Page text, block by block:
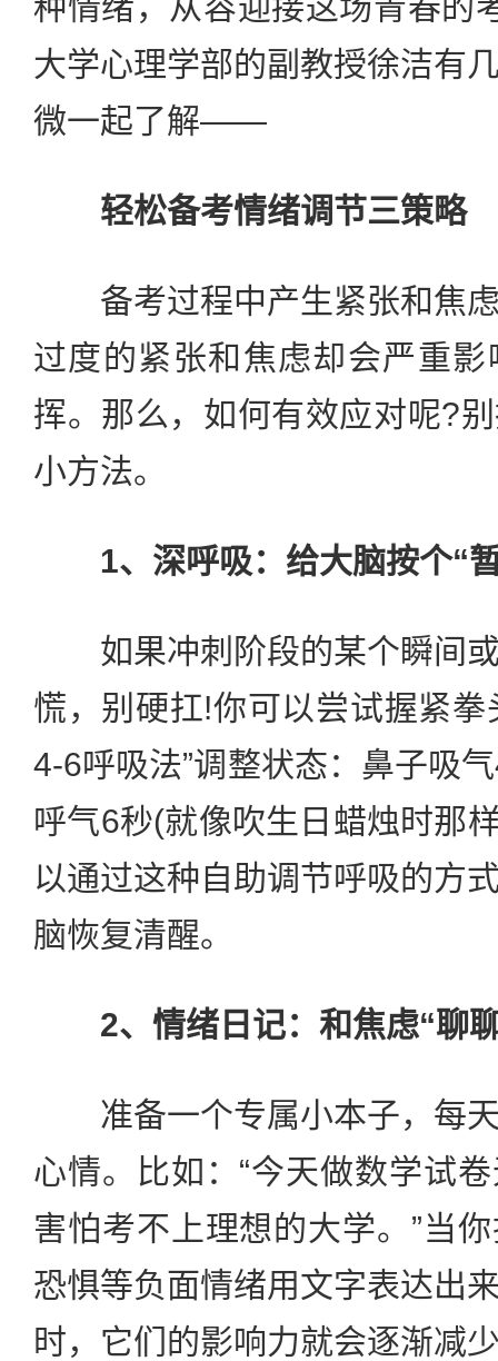
大学心理学部的副教授徐洁有
微一起了解——
轻松备考情绪调节三策略
备考过程中产生紧张和焦虑
过度的紧张和焦虑却会严重
挥。那么，如何有效应对呢?
小方法。
1、深呼吸：给大脑按个“
如果冲刺阶段的某个瞬间或
慌，别硬扛!你可以尝试握紧拳
4-6呼吸法”调整状态：鼻子吸
呼气6秒(就像吹生日蜡烛时那
以通过这种自助调节呼吸的方
脑恢复清醒。
2、情绪日记：和焦虑“聊
准备一个专属小本子，每天
心情。比如：“今天做数学试
害怕考不上理想的大学。”当
恐惧等负面情绪用文字表达出
时，它们的影响力就会逐渐减